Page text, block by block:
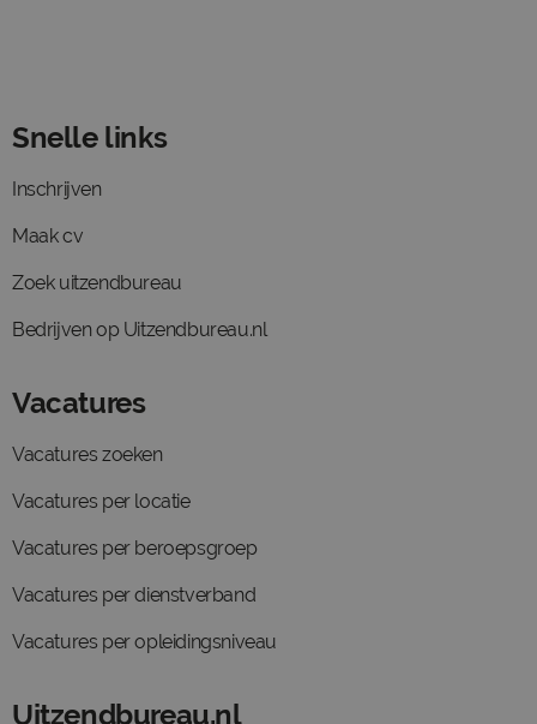
Snelle links
Inschrijven
Maak cv
Zoek uitzendbureau
Bedrijven op Uitzendbureau.nl
Vacatures
Vacatures zoeken
Vacatures per locatie
Vacatures per beroepsgroep
Vacatures per dienstverband
Vacatures per opleidingsniveau
Uitzendbureau.nl